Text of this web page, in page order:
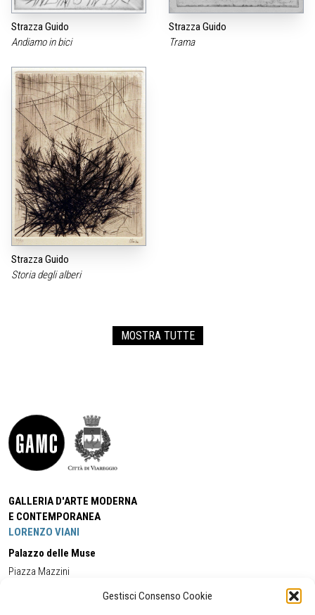
Gestisci Consenso Cookie
Strazza Guido
Andiamo in bici
Strazza Guido
Trama
Strazza Guido
Storia degli alberi
MOSTRA TUTTE
GALLERIA D'ARTE MODERNA
E CONTEMPORANEA
LORENZO VIANI
Palazzo delle Muse
Piazza Mazzini
Cell:+39 338 5714978 (orario apertura Galleria)